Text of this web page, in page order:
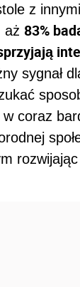
z
aż 83%
sygnał
coraz